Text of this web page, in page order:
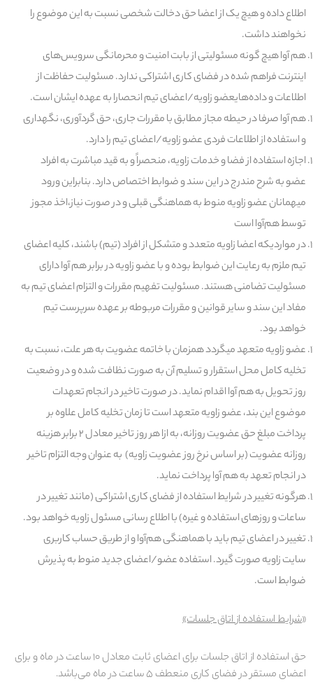
اطلاع داده و هیچ یک از اعضا حق دخالت شخصی نسبت به این موضوع را
نخواهند داشت.
هم آوا هیچ گونه مسئولیتی از بابت امنیت و محرمانگی سرویس‌های
اینترنت فراهم شده در فضای کاری اشتراکی ندارد. مسئولیت حفاظت از
اطلاعات و داده‌هایعضو زاویه/اعضای تیمانحصارا به عهده ایشان است.
هم آوا صرفا در حیطه مجاز مطابق با مقررات جاری، حق گردآوری، نگهداری
و استفاده از اطلاعات فردی عضو زاویه/اعضای تیم را دارد.
اجازه استفاده از فضا و خدمات زاویه، منحصراً و به قید مباشرت به افراد
عضو به شرح مندرج در این سند و ضوابط اختصاص دارد. بنابراین ورود
میهمانان عضو زاویه منوط به هماهنگی قبلی و در صورت نیاز،اخذ مجوز
توسط هم‌آوا است
در مواردیکه اعضا زاویه متعدد و متشکل از افراد (تیم) باشند، کلیه اعضای
تیم ملزم به رعایت این ضوابط بوده و با عضو زاویه در برابر هم آوا دارای
مسئولیت تضامنی هستند. مسئولیت تفهیم مقررات و التزام اعضای تیم به
مفاد این سند و سایر قوانین و مقررات مربوطه بر عهده سرپرست تیم
خواهد بود.
عضو زاویه متعهد می­گردد همزمان با خاتمه عضویت به هر علت، نسبت به
تخلیه کامل محل استقرار و تسلیم آن به صورت نظافت شده و در وضعیت
روز تحویل به هم آوا اقدام نماید. در صورت تاخیر در انجام تعهدات
موضوع این بند، عضو زاویه متعهد است تا زمان تخلیه کامل علاوه بر
پرداخت مبلغ حق عضویت روزانه، به ازا هر روز تاخیر معادل ۲ برابر هزینه
روزانه عضویت (بر اساس نرخ روز عضویت زاویه) به عنوان وجه التزام تاخیر
در انجام تعهد به هم آوا پرداخت نماید.
هرگونه تغییر در شرایط استفاده از فضای کاری اشتراکی (مانند تغییر در
ساعات و روزهای استفاده و غیره) با اطلاع رسانی مسئول زاویه خواهد بود.
تغییر در اعضای تیم باید با هماهنگی هم‌آوا و از طریق حساب کاربری
سایت زاویه صورت گیرد. استفاده عضو/اعضای جدید منوط به پذیرش
ضوابط است.
«شرایط استفاده از اتاق جلسات»
حق استفاده از اتاق جلسات برای اعضای ثابت معادل ۱۰ ساعت در ماه و برای
اعضای مستقر در فضای کاری منعطف ۵ ساعت در ماه می‌باشد.